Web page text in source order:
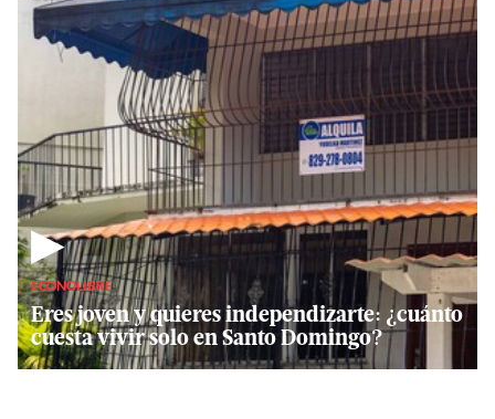
▶
ECONOLIBRE
Eres joven y quieres independizarte: ¿cuánto
cuesta vivir solo en Santo Domingo?